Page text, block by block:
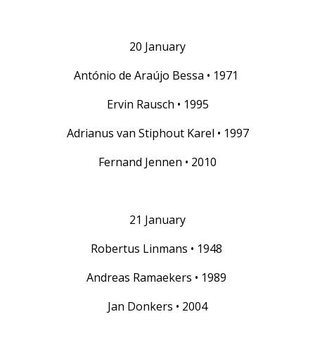
20 January
António de Araújo Bessa • 1971
Ervin Rausch • 1995
Adrianus van Stiphout Karel • 1997
Fernand Jennen • 2010
21 January
Robertus Linmans • 1948
Andreas Ramaekers • 1989
Jan Donkers • 2004